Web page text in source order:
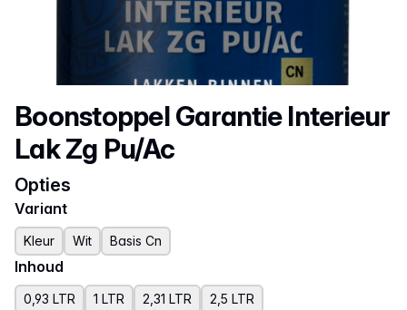
Productnaam
Boonstoppel Garantie Interieur
Lak Zg Pu/Ac
Opties
Variant
Kleur Wit Basis Cn
Inhoud
0,93 LTR 1 LTR 2,31 LTR 2,5 LTR